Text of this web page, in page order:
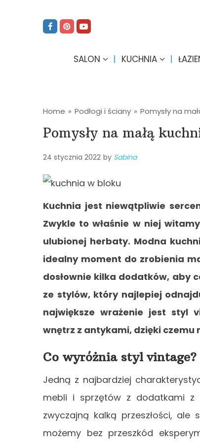
SALON KUCHNIA
Home » Podłogi i ściany » Pomysły na
Pomysły na małą
24 stycznia 2022 by Sabina
Kuchnia jest niewątpliwie
Zwykle to właśnie w niej
ulubionej herbaty. Modna
idealny moment do zrobienia
dosłownie kilka dodatków, aby
ze stylów, który najlepiej
największe wrażenie jest styl
wnętrz z antykami, dzięki
Co wyróżnia styl vintage?
Jedną z najbardziej
mebli i sprzętów z dodatkami z
zwyczajną kalką przeszłości,
możemy bez przeszkód